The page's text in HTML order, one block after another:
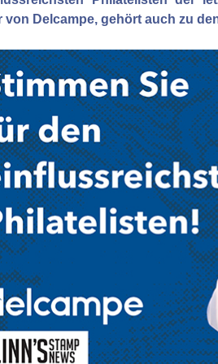
von Delcampe, gehört auch zu